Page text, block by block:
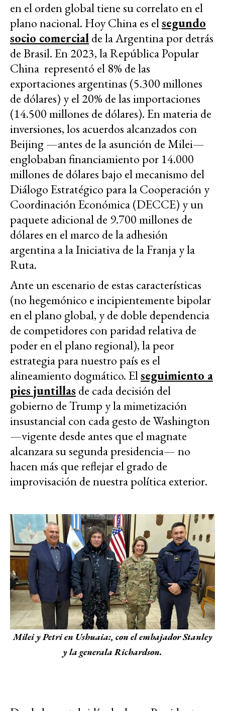
en el orden global tiene su correlato en el
plano nacional. Hoy China es elsegundo
socio comercialde la Argentina por detrás
de Brasil. En 2023, la República Popular
China representó el 8% de las
exportaciones argentinas (5.300 millones
de dólares) y el 20% de las importaciones
(14.500 millones de dólares). En materia de
inversiones, los acuerdos alcanzados con
Beijing —antes de la asunción de Milei—
englobaban financiamiento por 14.000
millones de dólares bajo el mecanismo del
Diálogo Estratégico para la Cooperación y
Coordinación Económica (DECCE) y un
paquete adicional de 9.700 millones de
dólares en el marco de la adhesión
argentina a la Iniciativa de la Franja y la
Ruta.
Ante un escenario de estas características
(no hegemónico e incipientemente bipolar
en el plano global, y de doble dependencia
de competidores con paridad relativa de
poder en el plano regional), la peor
estrategia para nuestro país es el
alineamiento dogmático. Elseguimiento a
pies juntillas de cada decisión del
gobierno de Trump y la mimetización
insustancial con cada gesto de Washington
—vigente desde antes que el magnate
alcanzara su segunda presidencia— no
hacen más que reflejar el grado de
improvisación de nuestra política exterior.
Milei y Petri en Ushuaia:, con el embajador Stanley
y la generala Richardson.